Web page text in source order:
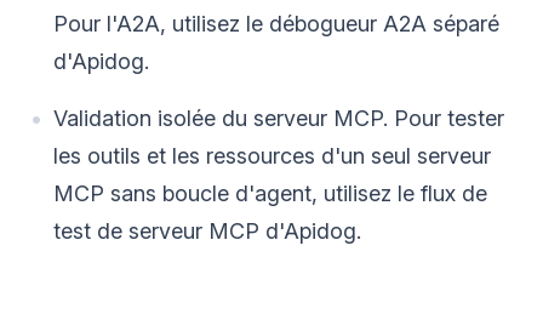
Pour l'A2A, utilisez le débogueur A2A séparé
d'Apidog.
Validation isolée du serveur MCP. Pour tester
les outils et les ressources d'un seul serveur
MCP sans boucle d'agent, utilisez le flux de
test de serveur MCP d'Apidog.